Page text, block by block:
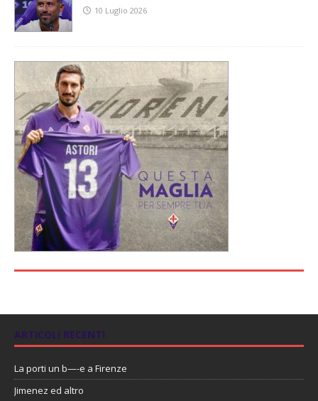
10 Luglio 2026
ARTICOLI RECENTI
La porti un b—-e a Firenze
Jimenez ed altro